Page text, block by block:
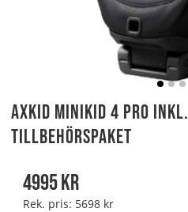
Axkid Minikid 4 Pro Inkl.
Tillbehörspaket
4995kr
Rek. pris: 5698 kr